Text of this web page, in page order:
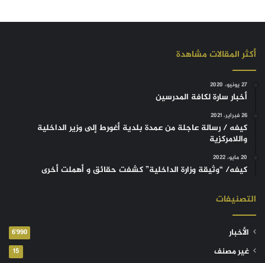
أكثر المقالات مشاهدة
27 يونيو، 2020
أخبار سارة لكافة المدرسين
26 فبراير، 2021
كيفه / رسالة عاجلة من عمدة بلدية أغورط إلى وزير الداخلية
واللامركزية
20 مايو، 2022
كيفه/ “وثيقة وزارة الداخلية” كشفت حقائق و أهملت أخرى
التصنيفات
الأخبار 6٬990
غير مصنف 15